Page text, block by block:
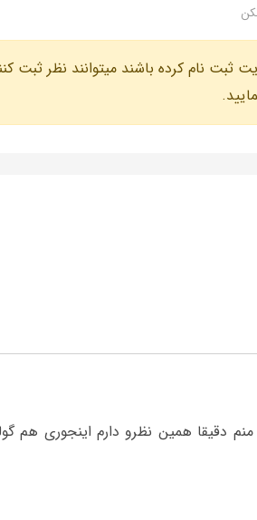
ثبت نام کرده باشند میتوانند نظر ثبت
دقیقا همین نظرو دارم اینجوری هم